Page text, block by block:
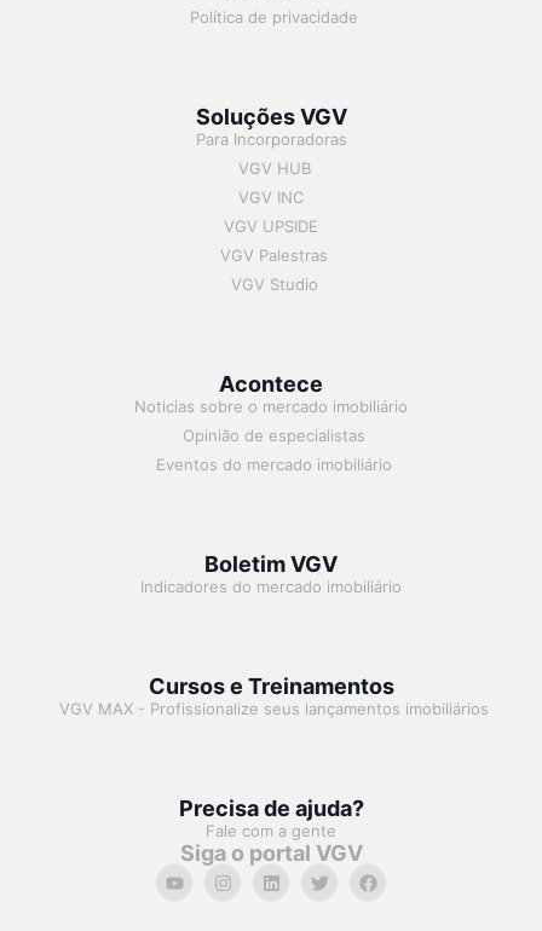
Política de privacidade
Soluções VGV
Para Incorporadoras
VGV HUB
VGV INC
VGV UPSIDE
VGV Palestras
VGV Studio
Acontece
Noticias sobre o mercado imobiliário
Opinião de especialistas
Eventos do mercado imobiliário
Boletim VGV
Indicadores do mercado imobiliário
Cursos e Treinamentos
VGV MAX - Profissionalize seus lançamentos imobiliários
Precisa de ajuda?
Fale com a gente
Siga o portal VGV